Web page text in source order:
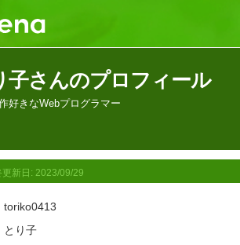
子さんのプロフィール
好きなWebプログラマー
更新日: 2023/09/29
toriko0413
とり子